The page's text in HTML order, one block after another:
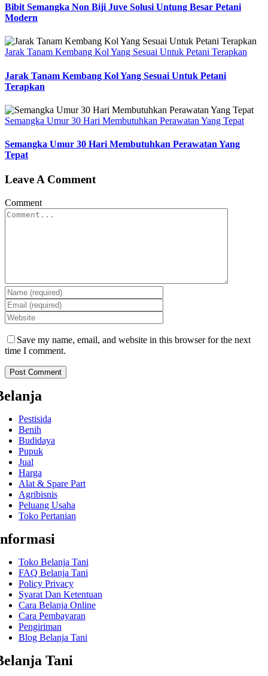
Bibit Semangka Non Biji Juve Solusi Untung Besar Petani
Modern
Jarak Tanam Kembang Kol Yang Sesuai Untuk Petani Terapkan
Jarak Tanam Kembang Kol Yang Sesuai Untuk Petani
Terapkan
Semangka Umur 30 Hari Membutuhkan Perawatan Yang Tepat
Semangka Umur 30 Hari Membutuhkan Perawatan Yang
Tepat
Leave A Comment
Comment
Save my name, email, and website in this browser for the next
time I comment.
Pestisida
Benih
Budidaya
Pupuk
Jual
Harga
Alat & Spare Part
Agribisnis
Peluang Usaha
Toko Pertanian
Toko Belanja Tani
FAQ Belanja Tani
Policy Privacy
Syarat Dan Ketentuan
Cara Belanja Online
Cara Pembayaran
Pengiriman
Blog Belanja Tani
Tani